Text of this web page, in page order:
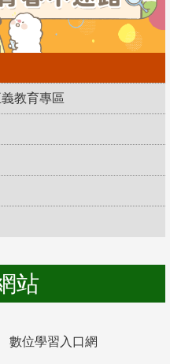
教育專區
站
數位學習入口網